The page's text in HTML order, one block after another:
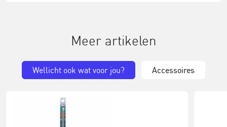
Meer artikelen
Wellicht ook wat voor jou? Accessoires